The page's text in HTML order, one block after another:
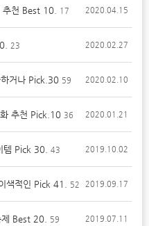
추천 Best 10. 17 2020.04.15
23 2020.02.27
거나 Pick.30 59 2020.02.10
추천 Pick.10 36 2020.01.21
템 Pick 30. 43 2019.10.02
색적인 Pick 41. 52 2019.09.17
Best 20. 59 2019.07.11